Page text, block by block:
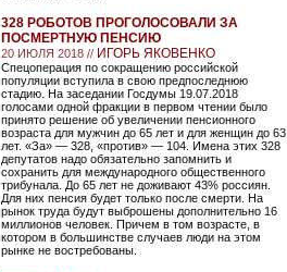
328 РОБОТОВ ПРОГОЛОСОВАЛИ ЗА
ПОСМЕРТНУЮ ПЕНСИЮ
20 ИЮЛЯ 2018 // ИГОРЬ ЯКОВЕНКО
Спецоперация по сокращению российской
популяции вступила в свою предпоследнюю
стадию. На заседании Госдумы 19.07.2018
голосами одной фракции в первом чтении было
принято решение об увеличении пенсионного
возраста для мужчин до 65 лет и для женщин до 63
лет. «За» — 328, «против» — 104. Имена этих 328
депутатов надо обязательно запомнить и
сохранить для международного общественного
трибунала. До 65 лет не доживают 43% россиян.
Для них пенсия будет только после смерти. На
рынок труда будут выброшены дополнительно 16
миллионов человек. Причем в том возрасте, в
котором в большинстве случаев люди на этом
рынке не востребованы.